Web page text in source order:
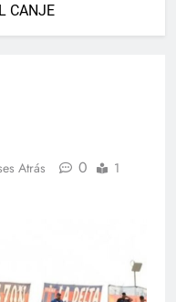
CANJE
Atrás 0
1